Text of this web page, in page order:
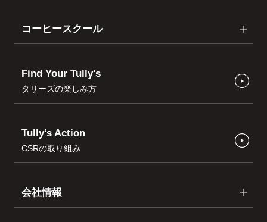
コーヒースクール
Find Your Tully's
タリーズの楽しみ方
Tully’s Action
CSRの取り組み
会社情報